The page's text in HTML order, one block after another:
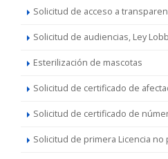
Solicitud de acceso a
Solicitud de audiencias, Ley
Esterilización de mascotas
Solicitud de certificado de
Solicitud de certificado de
Solicitud de primera Licencia no